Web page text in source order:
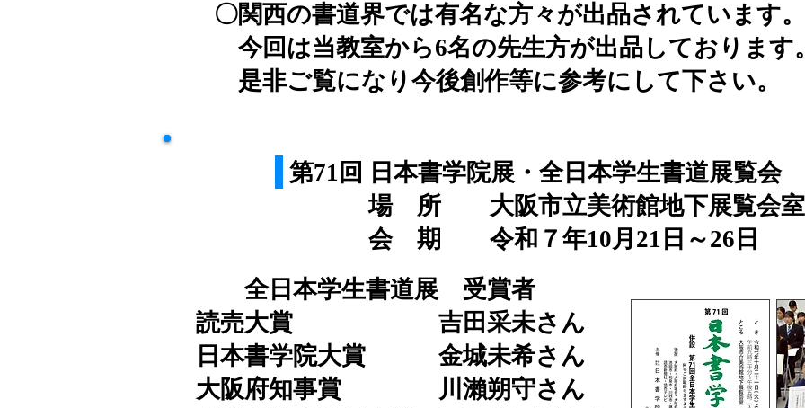
〇関西の書道界では有名な方々が出品されています。
今回は当教室から6名の先生方が出品しております
​ 是非ご覧になり今後創作等に参考にして下さい。
第71回 日本書学院展・全日本学生書道展覧会
場 所 大阪市立美術館地下展覧会室
会 期 令和７年10月21日～26日
​ 全日本学生書道展 受賞者
読売大賞 吉田采未さん
​日本書学院大賞 金城未希さん
​大阪府知事賞 川瀨朔守さん